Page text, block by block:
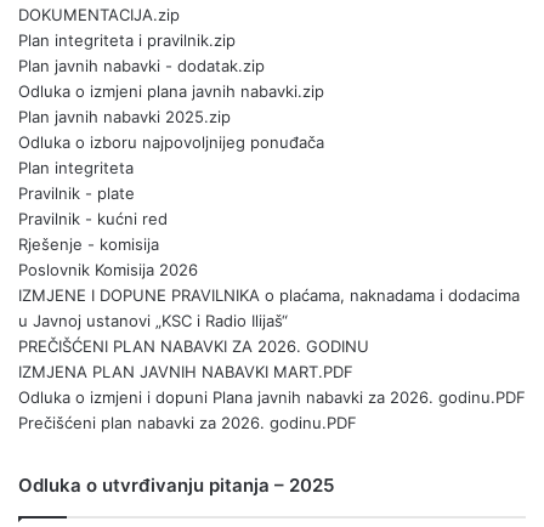
DOKUMENTACIJA.zip
Plan integriteta i pravilnik.zip
Plan javnih nabavki - dodatak.zip
Odluka o izmjeni plana javnih nabavki.zip
Plan javnih nabavki 2025.zip
Odluka o izboru najpovoljnijeg ponuđača
Plan integriteta
Pravilnik - plate
Pravilnik - kućni red
Rješenje - komisija
Poslovnik Komisija 2026
IZMJENE I DOPUNE PRAVILNIKA o plaćama, naknadama i dodacima
u Javnoj ustanovi „KSC i Radio Ilijaš“
PREČIŠĆENI PLAN NABAVKI ZA 2026. GODINU
IZMJENA PLAN JAVNIH NABAVKI MART.PDF
Odluka o izmjeni i dopuni Plana javnih nabavki za 2026. godinu.PDF
Prečišćeni plan nabavki za 2026. godinu.PDF
Odluka o utvrđivanju pitanja – 2025